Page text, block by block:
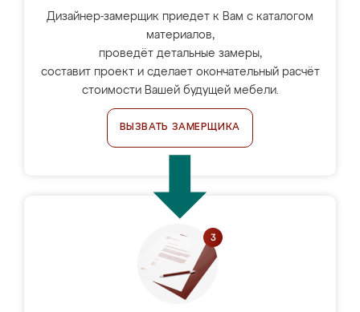
Дизайнер-замерщик приедет к Вам с каталогом
материалов,
проведёт детальные замеры,
составит проект и сделает окончательный расчёт
стоимости Вашей будущей мебели.
ВЫЗВАТЬ ЗАМЕРЩИКА